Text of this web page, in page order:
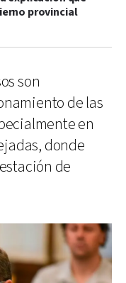
provincial
son
de las
en
donde
de